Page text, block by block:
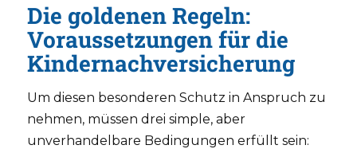
Die goldenen Regeln:
Voraussetzungen für die
Kindernachversicherung
Um diesen besonderen Schutz in Anspruch zu
nehmen, müssen drei simple, aber
unverhandelbare Bedingungen erfüllt sein: